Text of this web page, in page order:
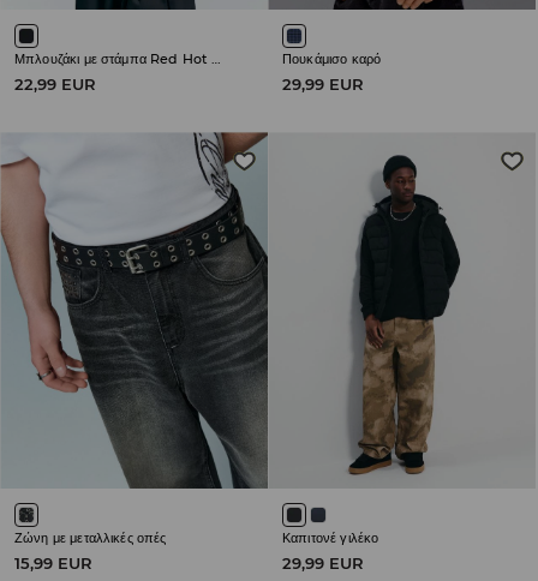
Μπλουζάκι με στάμπα Red Hot Chili Peppers
22,99 EUR
Πουκάμισο καρό
29,99 EUR
Ζώνη με μεταλλικές οπές
15,99 EUR
Καπιτονέ γιλέκο
29,99 EUR